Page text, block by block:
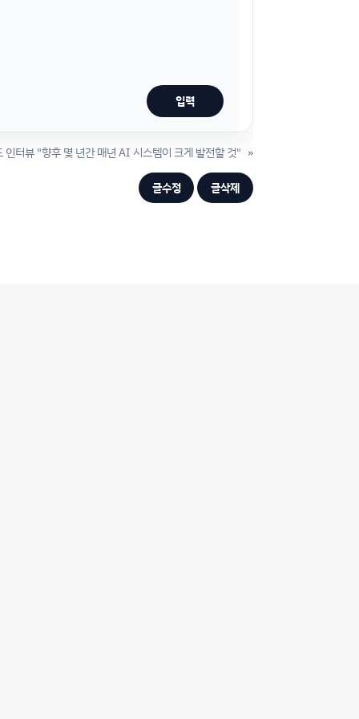
인터뷰 "향후 몇 년간 매년 AI 시스템이 크게 발전할 것" »
글수정 글삭제